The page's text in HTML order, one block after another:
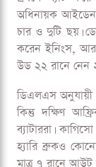
কার্ডিফের সোফিয়া
আফ্রিকার বিপক্ষে
দক্ষিণ আফ্রিকা
শুরু হয়। পরে
ম্যাচ।
প্রথমে ব্যাট
অধিনায়ক আইডেন